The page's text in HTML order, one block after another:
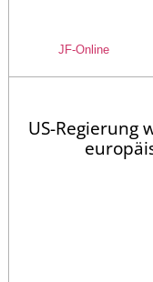
JF-Online
US-Regierung